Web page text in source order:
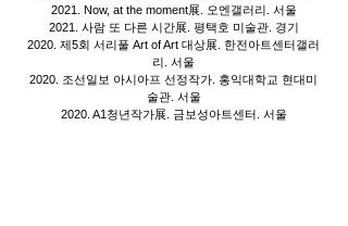
2021. Now, at the moment展. 오엔갤러리. 서울
2021. 사람 또 다른 시간展. 평택호 미술관. 경기
2020. 제5회 서리풀 Art of Art 대상展. 한전아트센터갤러
리. 서울
2020. 조선일보 아시아프 선정작가. 홍익대학교 현대미
술관. 서울
2020. A1청년작가展. 금보성아트센터. 서울